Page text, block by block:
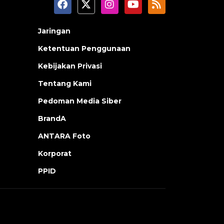
Jaringan
Ketentuan Penggunaan
Kebijakan Privasi
Tentang Kami
Pedoman Media Siber
BrandA
ANTARA Foto
Korporat
PPID